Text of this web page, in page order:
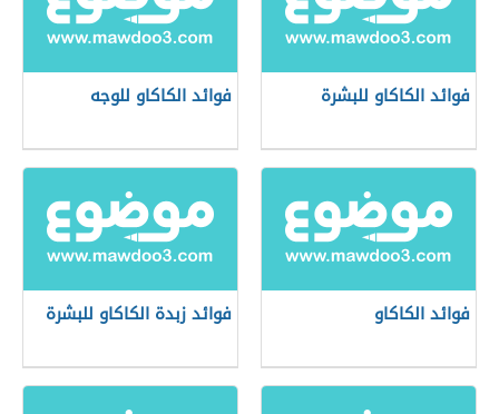
فوائد الكاكاو للبشرة فوائد الكاكاو للوجه
فوائد الكاكاو فوائد زبدة الكاكاو للبشرة